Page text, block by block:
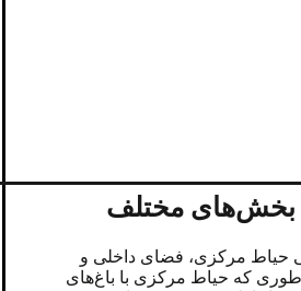
بخش‌های مختلف
حیاط مرکزی، فضای داخلی و
که حیاط مرکزی با باغ‌های